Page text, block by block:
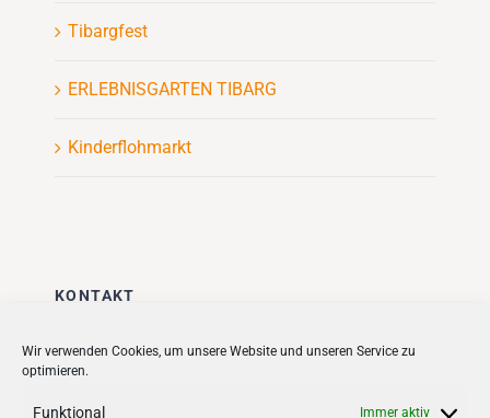
Wir verwenden Cookies, um unsere Website und unseren Service zu
optimieren.
Funktional Immer aktiv
Tibargfest
ERLEBNISGARTEN TIBARG
Kinderflohmarkt
KONTAKT
Stadt + Handel City- und
Quartiersmanagement